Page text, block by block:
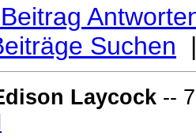
Suchen
Laycock --